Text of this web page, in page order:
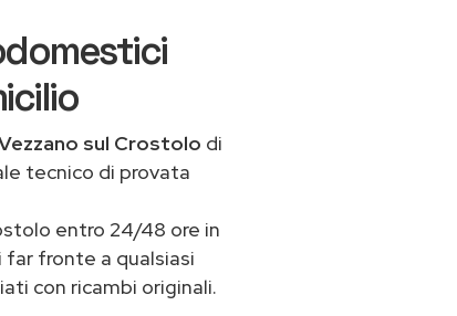
sul Crostolo di
tecnico di provata
entro 24/48 ore in
far fronte a qualsiasi
con ricambi originali.